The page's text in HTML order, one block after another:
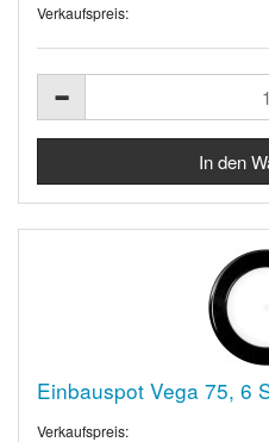
Verkaufspreis:
Einbauspot Vega 75, 6
Verkaufspreis: